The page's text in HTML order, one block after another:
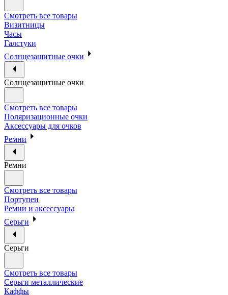
Смотреть все товары
Визитницы
Часы
Галстуки
Солнцезащитные очки
Солнцезащитные очки
Смотреть все товары
Поляризационные очки
Аксессуары для очков
Ремни
Ремни
Смотреть все товары
Портупеи
Ремни и аксессуары
Серьги
Серьги
Смотреть все товары
Серьги металлические
Каффы